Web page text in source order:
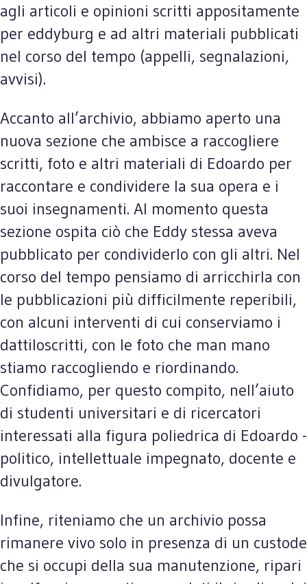
agli articoli e opinioni scritti appositamente
per eddyburg e ad altri materiali pubblicati
nel corso del tempo (appelli, segnalazioni,
avvisi).
Accanto all’archivio, abbiamo aperto una
nuova sezione che ambisce a raccogliere
scritti, foto e altri materiali di Edoardo per
raccontare e condividere la sua opera e i
suoi insegnamenti. Al momento questa
sezione ospita ciò che Eddy stessa aveva
pubblicato per condividerlo con gli altri. Nel
corso del tempo pensiamo di arricchirla con
le pubblicazioni più difficilmente reperibili,
con alcuni interventi di cui conserviamo i
dattiloscritti, con le foto che man mano
stiamo raccogliendo e riordinando.
Confidiamo, per questo compito, nell’aiuto
di studenti universitari e di ricercatori
interessati alla figura poliedrica di Edoardo -
politico, intellettuale impegnato, docente e
divulgatore.
Infine, riteniamo che un archivio possa
rimanere vivo solo in presenza di un custode
che si occupi della sua manutenzione, ripari